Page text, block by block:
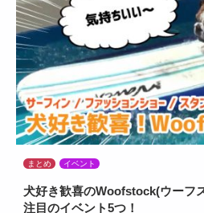
まとめ イベント
犬好き歓喜のWoofstock(ウーフ
注目のイベント5つ！